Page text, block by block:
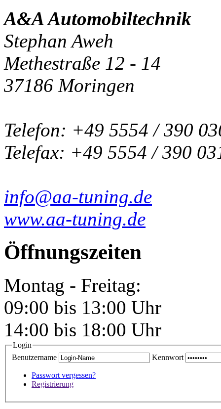
A&A Automobiltechnik
Stephan Aweh
Methestraße 12 - 14
37186 Moringen
Telefon: +49 5554 / 390
Telefax: +49 5554 / 390
info@aa-tuning.de
www.aa-tuning.de
Öffnungszeiten
Montag - Freitag:
09:00 bis 13:00 Uhr
14:00 bis 18:00 Uhr
Login
Benutzername
Kennwort
Passwort vergessen?
Registrierung